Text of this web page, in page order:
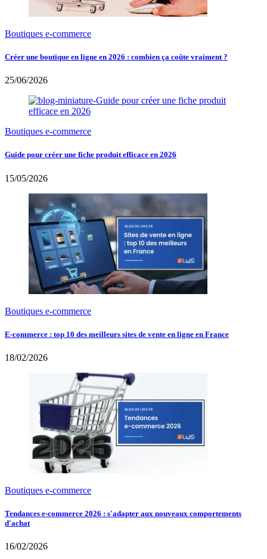
Boutiques e-commerce
Créer une boutique en ligne en 2026 : combien ça coûte vraiment ?
25/06/2026
Boutiques e-commerce
Guide pour créer une fiche produit efficace en 2026
15/05/2026
Boutiques e-commerce
E-commerce : top 10 des meilleurs sites de vente en ligne en France
18/02/2026
Boutiques e-commerce
Tendances e-commerce 2026 : s'adapter aux nouveaux comportements
d'achat
16/02/2026